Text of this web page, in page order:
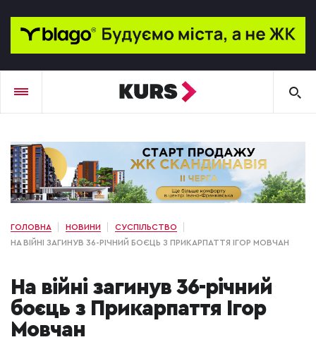
ГОЛОВНА НОВИНИ
СУСПІЛЬСТВО
НА ВІЙНІ ЗАГИНУВ 36-РІЧНИЙ БОЄЦЬ З ПРИКАРПАТТЯ ІГОР МОВЧАН
На війні загинув 36-річний
боєць з Прикарпаття Ігор
Мовчан